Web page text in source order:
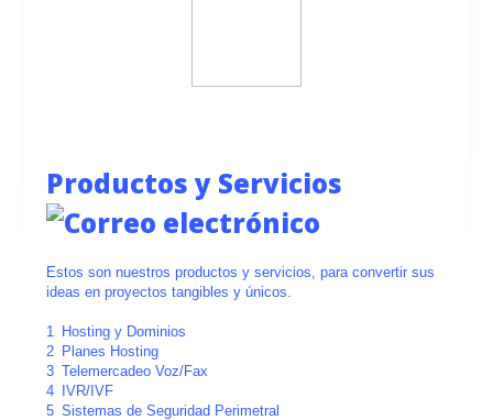
Productos y Servicios
Estos son nuestros productos y servicios, para convertir sus
ideas en proyectos tangibles y únicos.
1
Hosting y Dominios
2 Planes Hosting
3 Telemercadeo Voz/Fax
4 IVR/IVF
5 Sistemas de Seguridad Perimetral